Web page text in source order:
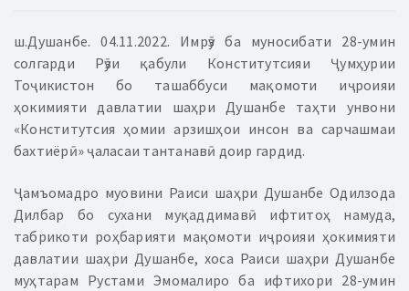
ш.Душанбе. 04.11.2022. Имрӯз ба муносибати 28-умин
солгарди Рӯзи қабули Конститутсияи Ҷумҳурии
Тоҷикистон бо ташаббуси мақомоти иҷроияи
ҳокимияти давлатии шаҳри Душанбе таҳти унвони
«Конститутсия ҳомии арзишҳои инсон ва сарчашмаи
бахтиёрӣ» ҷаласаи тантанавӣ доир гардид.
Ҷамъомадро муовини Раиси шаҳри Душанбе Одилзода
Дилбар бо сухани муқаддимавӣ ифтитоҳ намуда,
табрикоти роҳбарияти мақомоти иҷроияи ҳокимияти
давлатии шаҳри Душанбе, хоса Раиси шаҳри Душанбе
муҳтарам Рустами Эмомалиро ба ифтихори 28-умин